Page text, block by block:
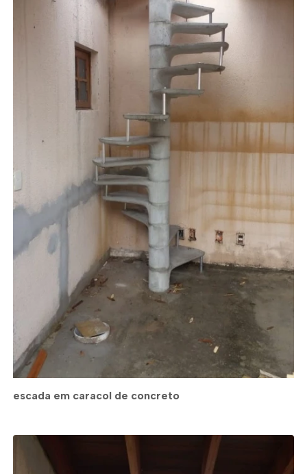
escada em caracol de concreto